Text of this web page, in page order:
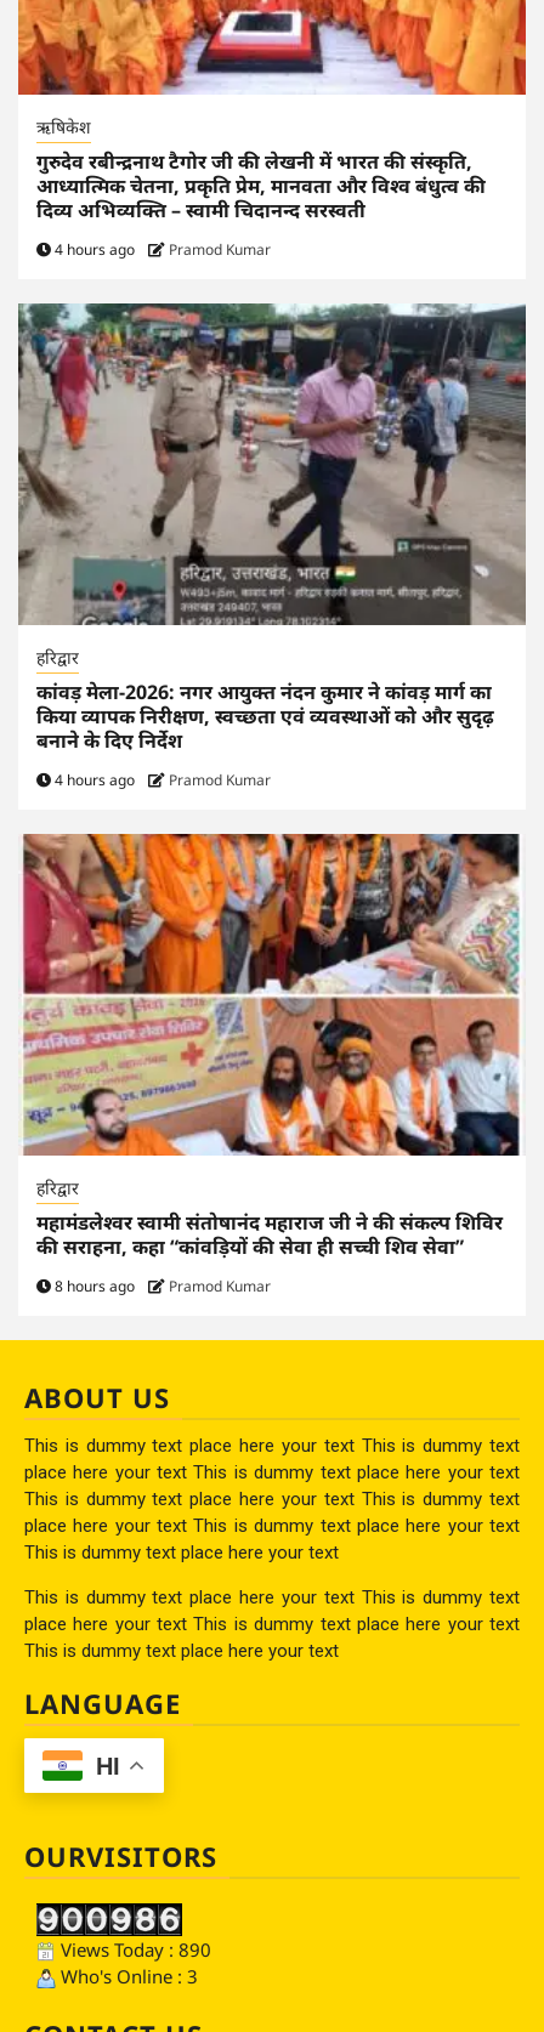
ऋषिकेश
गुरुदेव रबीन्द्रनाथ टैगोर जी की लेखनी में भारत की संस्कृति,
आध्यात्मिक चेतना, प्रकृति प्रेम, मानवता और विश्व बंधुत्व की
दिव्य अभिव्यक्ति – स्वामी चिदानन्द सरस्वती
4 hours ago Pramod Kumar
हरिद्वार
कांवड़ मेला-2026: नगर आयुक्त नंदन कुमार ने कांवड़ मार्ग का
किया व्यापक निरीक्षण, स्वच्छता एवं व्यवस्थाओं को और सुदृढ़
बनाने के दिए निर्देश
4 hours ago Pramod Kumar
हरिद्वार
महामंडलेश्वर स्वामी संतोषानंद महाराज जी ने की संकल्प शिविर
की सराहना, कहा “कांवड़ियों की सेवा ही सच्ची शिव सेवा”
8 hours ago Pramod Kumar
ABOUT US
This is dummy text place here your text This is dummy text
place here your text This is dummy text place here your text
This is dummy text place here your text This is dummy text
place here your text This is dummy text place here your text
This is dummy text place here your text
This is dummy text place here your text This is dummy text
place here your text This is dummy text place here your text
This is dummy text place here your text
LANGUAGE
HI
OURVISITORS
Views Today : 890
Who's Online : 3